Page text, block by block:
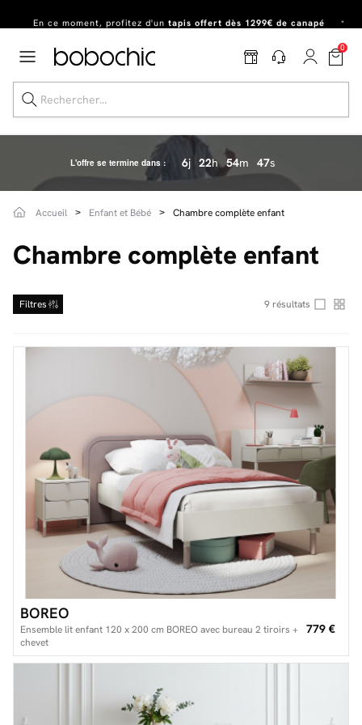
Excellent
Uneparure offerte
0
Dernière chance jusqu'à -50%
Livraison rapide
Facilité de paiements
Livraison
Aide et contact
Conseil sur mesure
Mieux nous connaître
L'offre se termine dans : 6j 22h 54m 46s
Accueil Enfant et Bébé Chambre complète enfant
Chambre complète enfant
Filtres 9 résultats
BOREO
Ensemble lit enfant 120 x 200 cm BOREO avec bureau 2 tiroirs +
chevet
779 €